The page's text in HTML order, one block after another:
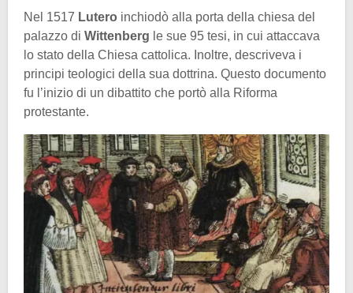
Nel 1517 Lutero inchiodò alla porta della chiesa del
palazzo di Wittenberg le sue 95 tesi, in cui attaccava
lo stato della Chiesa cattolica. Inoltre, descriveva i
principi teologici della sua dottrina. Questo documento
fu l’inizio di un dibattito che portò alla Riforma
protestante.